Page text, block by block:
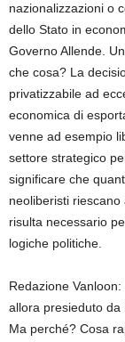
nazionalizzazioni o
dello Stato in
Governo Allende.
che cosa? La
privatizzabile ad
economica di
venne ad esempio
settore strategico
significare che
neoliberisti
risulta necessario
logiche politiche.
Redazione
allora presieduto da
Ma perché? Cosa